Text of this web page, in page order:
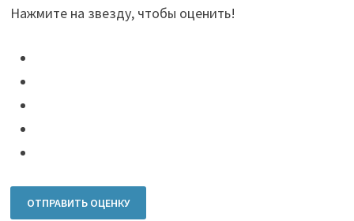
Нажмите на звезду, чтобы оценить!
ОТПРАВИТЬ ОЦЕНКУ